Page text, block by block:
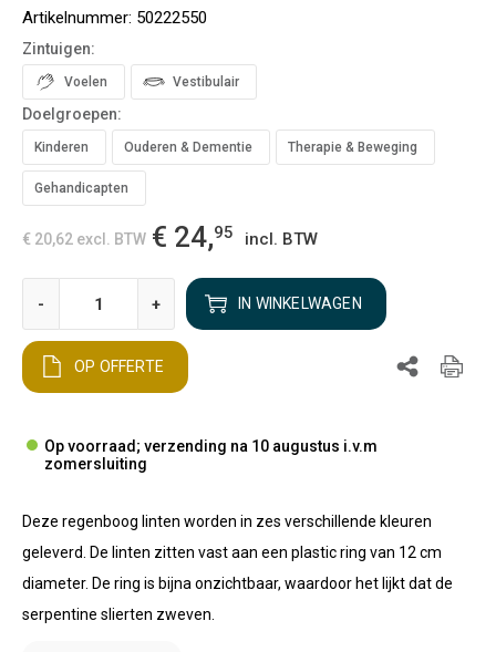
Artikelnummer: 50222550
Zintuigen:
Voelen Vestibulair
Doelgroepen:
Kinderen Ouderen & Dementie Therapie & Beweging
Gehandicapten
€ 20,62 excl. BTW € 24,95 incl. BTW
- + IN WINKELWAGEN
OP OFFERTE
Op voorraad; verzending na 10 augustus i.v.m
zomersluiting
Deze regenboog linten worden in zes verschillende kleuren
geleverd. De linten zitten vast aan een plastic ring van 12 cm
diameter. De ring is bijna onzichtbaar, waardoor het lijkt dat de
serpentine slierten zweven.